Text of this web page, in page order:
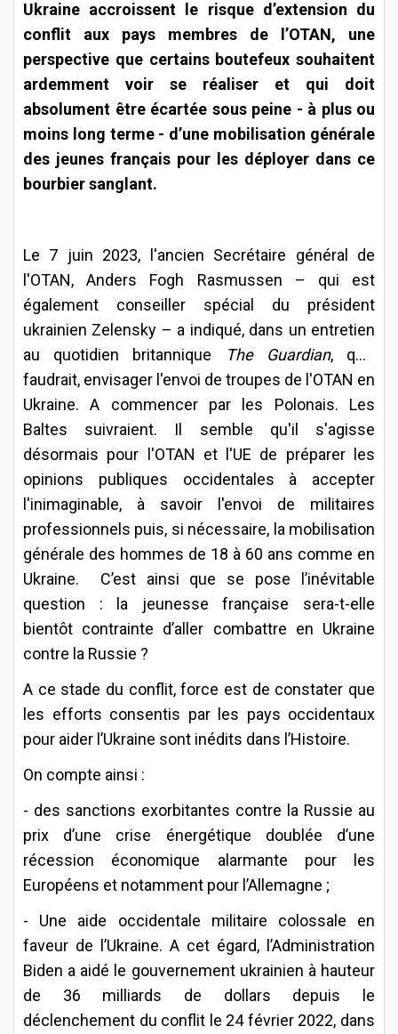
Ukraine accroissent le risque d’extension du
conflit aux pays membres de l’OTAN, une
perspective que certains boutefeux souhaitent
ardemment voir se réaliser et qui doit
absolument être écartée sous peine - à plus ou
moins long terme - d’une mobilisation générale
des jeunes français pour les déployer dans ce
bourbier sanglant.
Le 7 juin 2023, l'ancien Secrétaire général de
l'OTAN, Anders Fogh Rasmussen – qui est
également conseiller spécial du président
ukrainien Zelensky – a indiqué, dans un entretien
au quotidien britannique
The Guardian, qu'il
faudrait, envisager l'envoi de troupes de l'OTAN en
Ukraine. A commencer par les Polonais. Les
Baltes suivraient. Il semble qu'il s'agisse
désormais pour l'OTAN et l'UE de préparer les
opinions publiques occidentales à accepter
l'inimaginable, à savoir l'envoi de militaires
professionnels puis, si nécessaire, la mobilisation
générale des hommes de 18 à 60 ans comme en
Ukraine. C’est ainsi que se pose l’inévitable
question : la jeunesse française sera-t-elle
bientôt contrainte d’aller combattre en Ukraine
contre la Russie ?
A ce stade du conflit, force est de constater que
les efforts consentis par les pays occidentaux
pour aider l’Ukraine sont inédits dans l’Histoire.
On compte ainsi :
- des sanctions exorbitantes contre la Russie au
prix d’une crise énergétique doublée d’une
récession économique alarmante pour les
Européens et notamment pour l’Allemagne ;
- Une aide occidentale militaire colossale en
faveur de l’Ukraine. A cet égard, l’Administration
Biden a aidé le gouvernement ukrainien à hauteur
de 36 milliards de dollars depuis le
déclenchement du conflit le 24 février 2022, dans